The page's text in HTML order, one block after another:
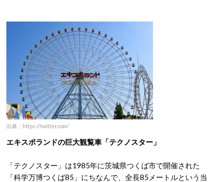
出典：https://twitter.com/
エキスポランドの巨大観覧車「テクノスター」
「テクノスター」は1985年に茨城県つくば市で開催された
「科学万博つくば85」にちなんで、全長85メートルという当